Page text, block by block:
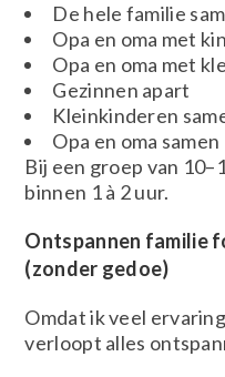
De hele familie
Opa en oma met
Opa en oma met
Gezinnen apart
Kleinkinderen
Opa en oma samen
Bij een groep van
binnen 1 à 2 uur.
Ontspannen familie
(zonder gedoe)
Omdat ik veel
verloopt alles